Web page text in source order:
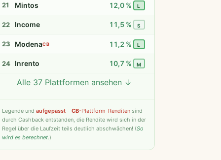
21 Mintos 12,0 % L
22 Income 11,5 % S
23 ModenaCB 11,2 % L
24 Inrento 10,7 % M
Twino 9,8 %
27 PeerBerry 9,2 % S
Bondster
Alle 37 Plattformen ansehen ↓
Legende undaufgepasst –CB-Plattform-Renditen sind
durch Cashback entstanden, die Rendite wird sich in der
Regel über die Laufzeit teils deutlich abschwächen! (So
wird es berechnet.)